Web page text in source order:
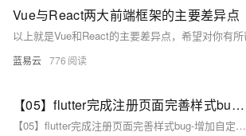
Vue与React两大前端框架的主要差异点
蓝易云 776
【05】flutter完成注册页面完善样式bug-增加自定义可复用组件widgets-严格规划文件和目录结构-规范入口文件-开发完整的社交APP-前端客户端开发+数据联调|以优雅草商业项目为例做开发-flutter开发-全流程-商业应用级实战开发-优雅草央千澈
【05】flutter完成注册页面完善样式bug-增加自定义可复用组件widgets-严格规划文件和目录结构-规范入口文件-开发完整的社交APP-前端客户端开发+数据联调|以优雅草商业项目为例做开发-flutter开发-全流程-商业应用级实战开发-优雅草央千澈